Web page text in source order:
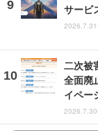
サービ
二次被
全面廃
イペー